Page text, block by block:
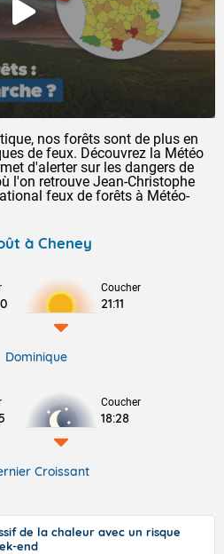
nos forêts sont de plus en
de feux. Découvrez la Météo
d'alerter sur les dangers de
l'on retrouve Jean-Christophe
feux de forêts à Météo-
à Cheney
Coucher
21:11
Dominique
Coucher
18:28
Croissant
de la chaleur avec un risque
end